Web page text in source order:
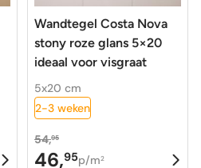
Wandtegel Costa Nova
stony roze glans 5×20
ideaal voor visgraat
5x20 cm
2-3 weken
54,95
Oorspronkelijke
46,95
Huidige p/m2